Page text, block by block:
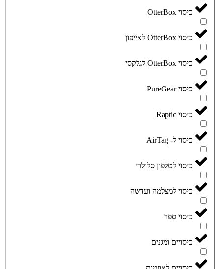
כיסוי OtterBox
כיסוי OtterBox לאייפון
כיסוי OtterBox לגלקסי
כיסוי PureGear
כיסוי Raptic
כיסוי ל- AirTag
כיסוי לטלפון סלולרי
כיסוי למצלמה ועדשה
כיסוי ספר
כיסויים ומגנים